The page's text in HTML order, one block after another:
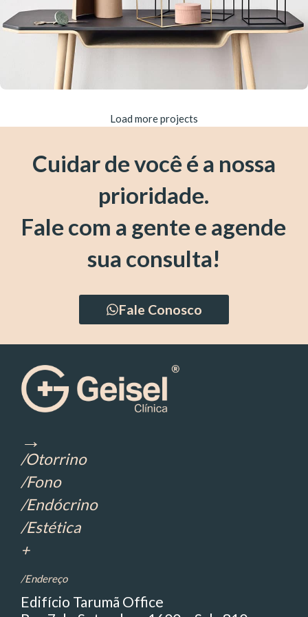
Leo uteu ullamcorperLoad more projects
Cuidar de você é a nossa
prioridade.
Fale com a gente e agende
sua consulta!
Fale Conosco
→
/Otorrino
/Fono
/Endócrino
/Estética
+
/Endereço
Edifício Tarumã Office